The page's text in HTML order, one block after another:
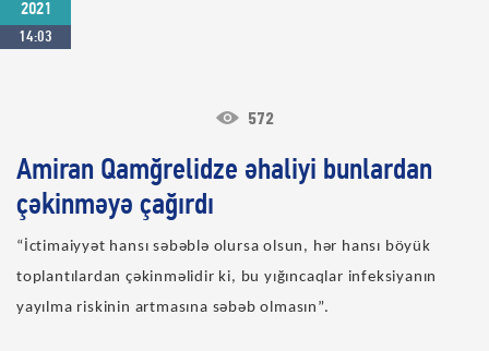
2021
14:03
572
Amiran Qamğrelidze əhaliyi bunlardan
çəkinməyə çağırdı
“İctimaiyyət hansı səbəblə olursa olsun, hər hansı böyük
toplantılardan çəkinməlidir ki, bu yığıncaqlar infeksiyanın
yayılma riskinin artmasına səbəb olmasın”.